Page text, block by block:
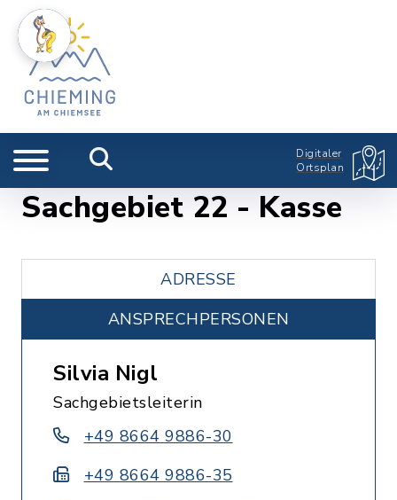
Digitaler
Ortsplan
Sachgebiet 22 - Kasse
ADRESSE
ANSPRECHPERSONEN
Silvia Nigl
Sachgebietsleiterin
+49 8664 9886-30
+49 8664 9886-35